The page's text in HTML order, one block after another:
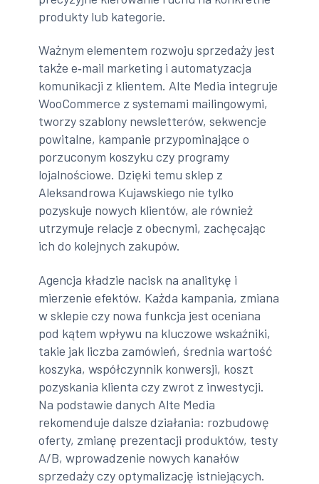
produkty lub kategorie.
Ważnym elementem rozwoju sprzedaży jest
także e‑mail marketing i automatyzacja
komunikacji z klientem. Alte Media integruje
WooCommerce z systemami mailingowymi,
tworzy szablony newsletterów, sekwencje
powitalne, kampanie przypominające o
porzuconym koszyku czy programy
lojalnościowe. Dzięki temu sklep z
Aleksandrowa Kujawskiego nie tylko
pozyskuje nowych klientów, ale również
utrzymuje relacje z obecnymi, zachęcając
ich do kolejnych zakupów.
Agencja kładzie nacisk na analitykę i
mierzenie efektów. Każda kampania, zmiana
w sklepie czy nowa funkcja jest oceniana
pod kątem wpływu na kluczowe wskaźniki,
takie jak liczba zamówień, średnia wartość
koszyka, współczynnik konwersji, koszt
pozyskania klienta czy zwrot z inwestycji.
Na podstawie danych Alte Media
rekomenduje dalsze działania: rozbudowę
oferty, zmianę prezentacji produktów, testy
A/B, wprowadzenie nowych kanałów
sprzedaży czy optymalizację istniejących.